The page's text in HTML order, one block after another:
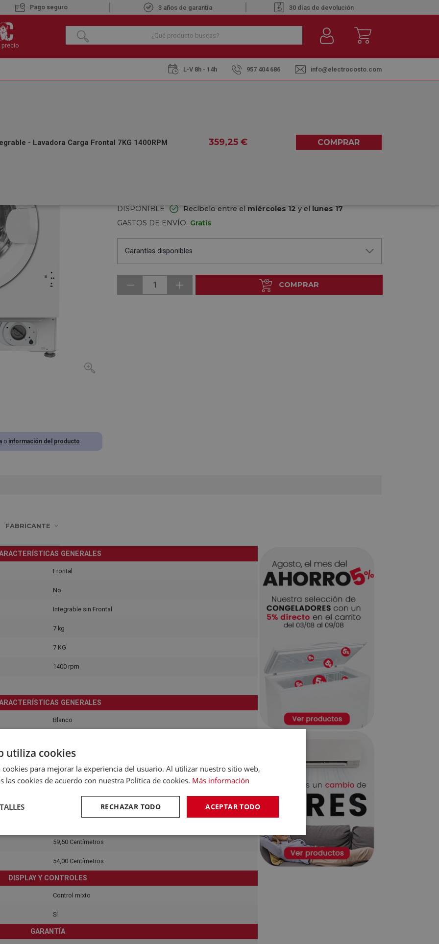
Pago seguro 3 años de garantía 30 días de devolución
L-V 8h - 14h 957 404 686 info@electrocosto.com
- Lavadora Carga Frontal 7KG 1400RPM 359,25€ COMPRAR
o información del producto
LAVADORA CARGA FRONTAL 7KG 1400RPM
DISPONIBLE Recíbelo entre el miércoles 12 y el lunes 17
GASTOS DE ENVÍO: Gratis
Garantías disponibles
1 COMPRAR
FABRICANTE
GENERALES
Frontal
No
Integrable sin Frontal
7 kg
7 KG
1400 rpm
GENERALES
Blanco
Fija
EFICIENCIA Y RUIDO
DIMENSIONES Y PESO
59,50 Centímetros
54,00 Centímetros
DISPLAY Y CONTROLES
Control mixto
Sí
GARANTÍA
utiliza cookies
cookies para mejorar la experiencia del usuario. Al utilizar nuestro sitio web,
las cookies de acuerdo con nuestra Política de cookies. Más información
ACEPTAR TODO
RECHAZAR TODO